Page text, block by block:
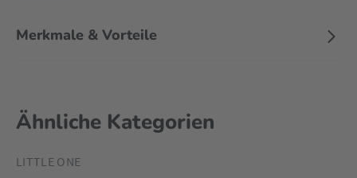
Merkmale & Vorteile
Ähnliche Kategorien
LITTLE ONE